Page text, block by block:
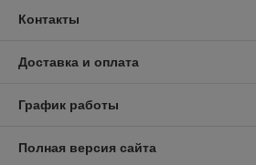
Контакты
Доставка и оплата
График работы
Полная версия сайта